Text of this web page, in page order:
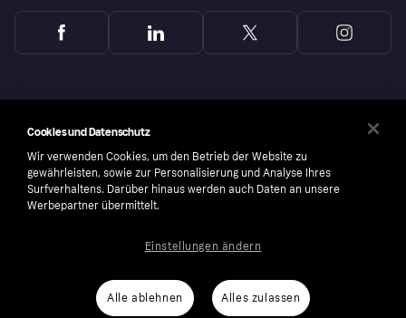
number: 556737-0431
Cookies Klarna.com
Cookies und Datenschutz
Wir verwenden Cookies, um den Betrieb der Website zu
gewährleisten, sowie zur Personalisierung und Analyse Ihres
Surfverhaltens. Darüber hinaus werden auch Daten an unsere
Werbepartner übermittelt.
Alle ablehnen Alles zulassen
Einstellungen ändern